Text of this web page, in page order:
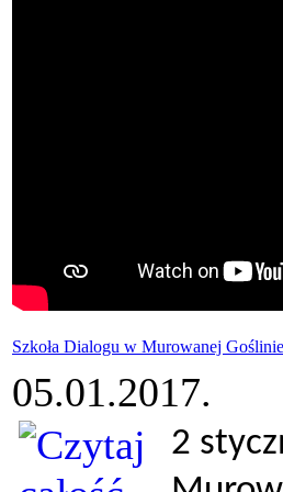
Szkoła Dialogu w Murowanej Goślinie
05.01.2017.
2